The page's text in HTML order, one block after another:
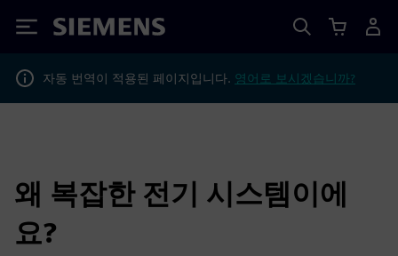
Siemens
자동 번역이 적용된 페이지입니다. 영어로 보시겠습니까?
왜 복잡한 전기 시스템이에
요?